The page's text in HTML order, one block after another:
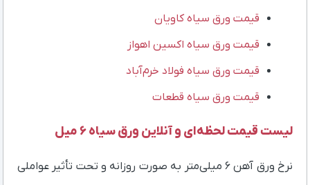
قیمت ورق سیاه کاویان
قیمت ورق سیاه اکسین اهواز
قیمت ورق سیاه فولاد خرم‌آباد
قیمت ورق سیاه قطعات
لیست قیمت لحظه‌ای و آنلاین ورق سیاه ۶ میل
نرخ ورق آهن ۶ میلی‌متر به صورت روزانه و تحت تأثیر عواملی